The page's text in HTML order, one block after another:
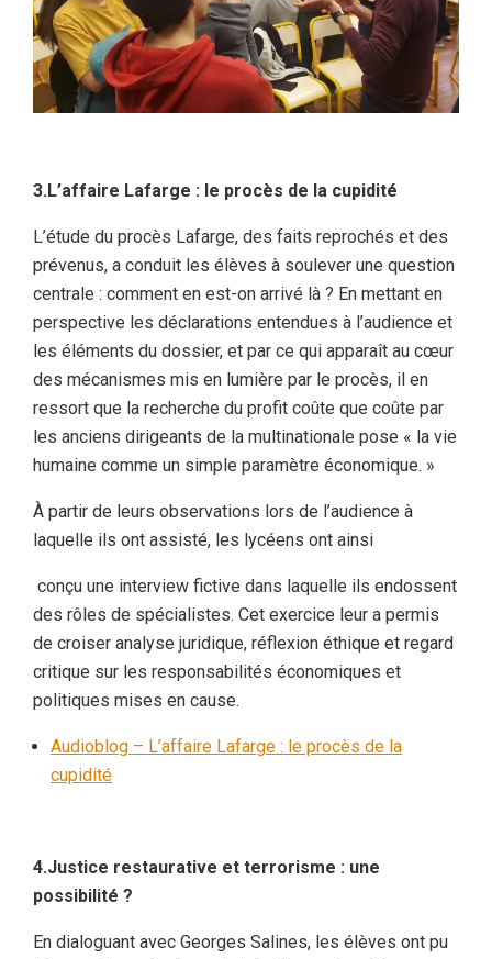
3.L’affaire Lafarge : le procès de la cupidité
L’étude du procès Lafarge, des faits reprochés et des
prévenus, a conduit les élèves à soulever une question
centrale : comment en est-on arrivé là ? En mettant en
perspective les déclarations entendues à l’audience et
les éléments du dossier, et par ce qui apparaît au cœur
des mécanismes mis en lumière par le procès, il en
ressort que la recherche du profit coûte que coûte par
les anciens dirigeants de la multinationale pose « la vie
humaine comme un simple paramètre économique. »
À partir de leurs observations lors de l’audience à
laquelle ils ont assisté, les lycéens ont ainsi
conçu une interview fictive dans laquelle ils endossent
des rôles de spécialistes. Cet exercice leur a permis
de croiser analyse juridique, réflexion éthique et regard
critique sur les responsabilités économiques et
politiques mises en cause.
Audioblog – L’affaire Lafarge : le procès de la
cupidité
4.Justice restaurative et terrorisme : une
possibilité ?
En dialoguant avec Georges Salines, les élèves ont pu